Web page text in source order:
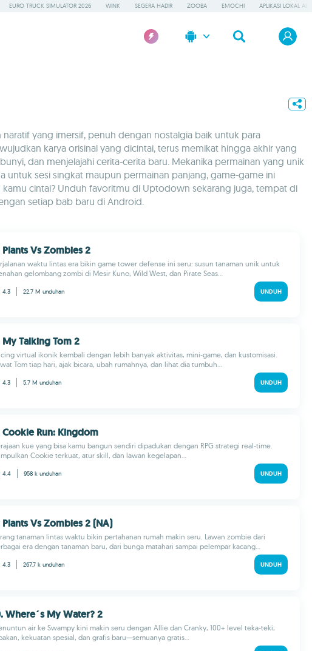
EURO TRUCK SIMULATOR 2026 WINK SEGERA HADIR ZOOBA EMOCHI APLIKASI LOKAL AI
yang imersif, penuh dengan nostalgia baik untuk para
karya orisinal yang dicintai, terus memikat hingga akhir yang
dan menjelajahi cerita-cerita baru. Mekanika permainan yang unik
sesi singkat maupun permainan panjang, game-game ini
cintai? Unduh favoritmu di Uptodown sekarang juga, tempat di
setiap bab baru di Android.
Plants Vs Zombies 2
waktu lintas era bikin game tower defense ini seru: susun tanaman unik untuk
gelombang zombi di Mesir Kuno, Wild West, dan Pirate Seas...
4.3 22.7 M unduhan UNDUH
My Talking Tom 2
virtual ikonik kembali dengan lebih banyak aktivitas, mini-game, dan kustomisasi.
Tom tiap hari, ajak bicara, ubah rumahnya, dan lihat dia tumbuh...
4.3 5.7 M unduhan UNDUH
Cookie Run: Kingdom
kue yang bisa kamu bangun sendiri dipadukan dengan RPG strategi real-time.
Cookie terkuat, atur skill, dan lawan kegelapan...
4.4 958 k unduhan UNDUH
Plants Vs Zombies 2 (NA)
tanaman lintas waktu bikin pertahanan rumah makin seru. Lawan zombie dari
era dengan tanaman baru, dari bunga matahari sampai pelempar kacang...
4.3 267.7 k unduhan UNDUH
Where´s My Water? 2
air ke Swampy kini makin seru dengan Allie dan Cranky, 100+ level teka-teki,
kekuatan spesial, dan grafis baru—semuanya gratis...